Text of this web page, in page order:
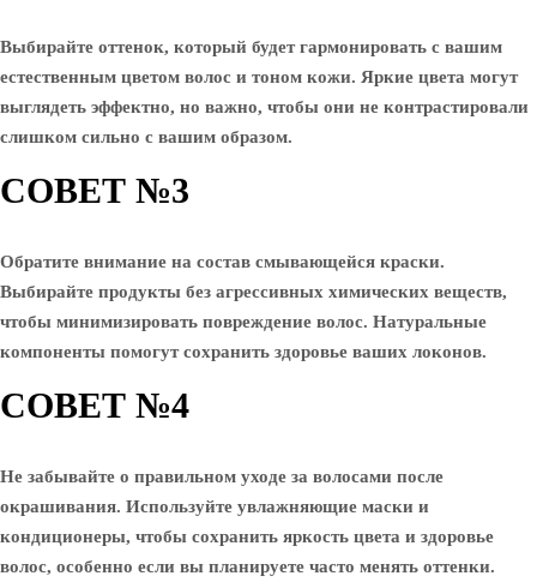
Выбирайте оттенок, который будет гармонировать с вашим
естественным цветом волос и тоном кожи. Яркие цвета могут
выглядеть эффектно, но важно, чтобы они не контрастировали
слишком сильно с вашим образом.
СОВЕТ №3
Обратите внимание на состав смывающейся краски.
Выбирайте продукты без агрессивных химических веществ,
чтобы минимизировать повреждение волос. Натуральные
компоненты помогут сохранить здоровье ваших локонов.
СОВЕТ №4
Не забывайте о правильном уходе за волосами после
окрашивания. Используйте увлажняющие маски и
кондиционеры, чтобы сохранить яркость цвета и здоровье
волос, особенно если вы планируете часто менять оттенки.